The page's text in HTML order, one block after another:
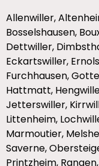
Allenwiller,
Bosselshausen,
Dettwiller,
Eckartswiller,
Furchhausen,
Hattmatt,
Jetterswiller,
Littenheim,
Marmoutier,
Saverne,
Printzheim,